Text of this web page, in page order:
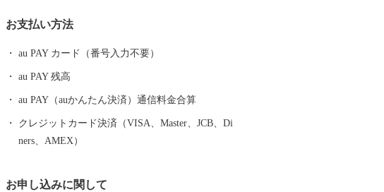
納税を力に変えて、進んでいきます。どうかみなさん
のお力を貸してください。
お支払い方法
au PAY カード（番号入力不要）
au PAY 残高
au PAY（auかんたん決済）通信料金合算
クレジットカード決済（VISA、Master、JCB、Di
ners、AMEX）
お申し込みに関して